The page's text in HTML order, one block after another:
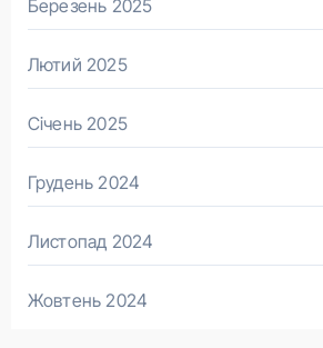
Березень 2025
Лютий 2025
Січень 2025
Грудень 2024
Листопад 2024
Жовтень 2024